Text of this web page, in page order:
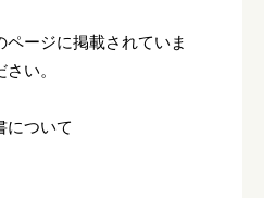
ページに掲載されていま
い。
について